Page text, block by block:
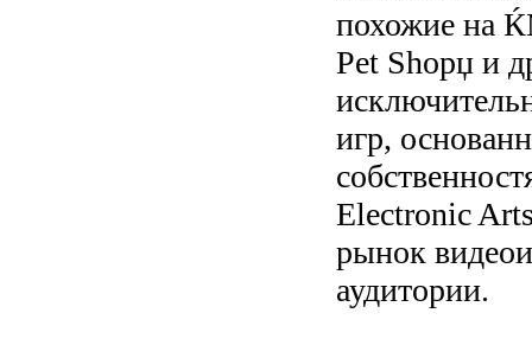
похожие на
Pet Shopџ и
игр,
Electronic
рынок
аудитории.